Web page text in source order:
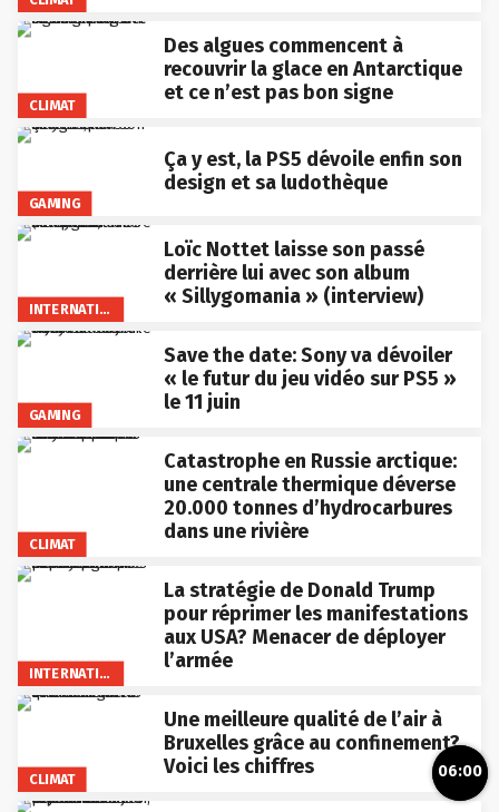
CLIMAT
Des algues commencent à
recouvrir la glace en Antarctique
et ce n’est pas bon signe
GAMING
Ça y est, la PS5 dévoile enfin son
design et sa ludothèque
INTERNATIONAL
Loïc Nottet laisse son passé
derrière lui avec son album
« Sillygomania » (interview)
GAMING
Save the date: Sony va dévoiler
« le futur du jeu vidéo sur PS5 »
le 11 juin
CLIMAT
Catastrophe en Russie arctique:
une centrale thermique déverse
20.000 tonnes d’hydrocarbures
dans une rivière
INTERNATIONAL
La stratégie de Donald Trump
pour réprimer les manifestations
aux USA? Menacer de déployer
l’armée
CLIMAT
Une meilleure qualité de l’air à
Bruxelles grâce au confinement?
Voici les chiffres
06:00